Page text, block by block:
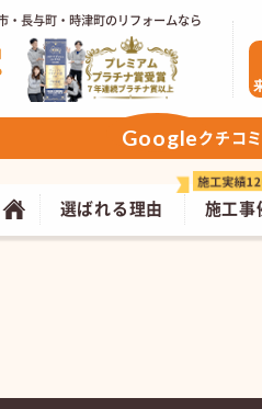
・長与町・時津町のリフォームなら
施工事
選ばれる理由
Googleクチコ